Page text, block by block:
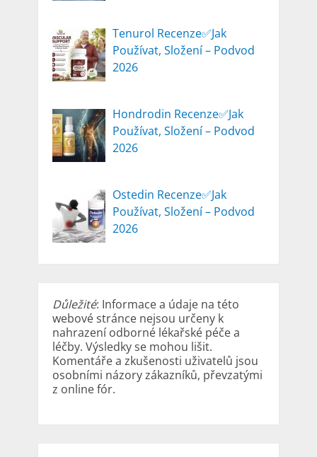
Tenurol Recenze✅Jak
Používat, Složení – Podvod
2026
Hondrodin Recenze✅Jak
Používat, Složení – Podvod
2026
Ostedin Recenze✅Jak
Používat, Složení – Podvod
2026
Důležité: Informace a údaje na této
webové stránce nejsou určeny k
nahrazení odborné lékařské péče a
léčby. Výsledky se mohou lišit.
Komentáře a zkušenosti uživatelů jsou
osobními názory zákazníků, převzatými
z online fór.